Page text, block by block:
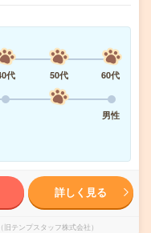
代 50代
60代
男性
詳しく見る
テンプスタッフ株式会社）